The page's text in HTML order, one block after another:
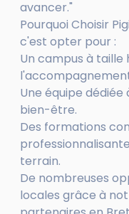
avancer."
Pourquoi Choisir
c'est opter pour :
Un campus à taille
Une équipe
bien-être.
Des formations
terrain.
De nombreuses
locales grâce à